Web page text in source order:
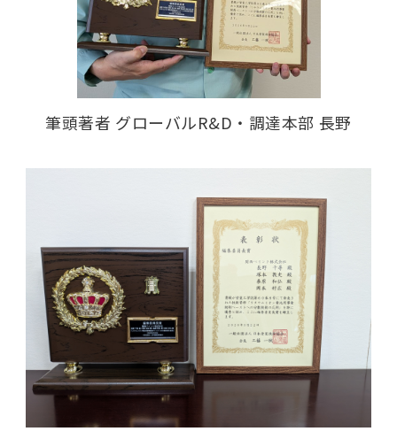
筆頭著者 グローバルR&D・調達本部 長野